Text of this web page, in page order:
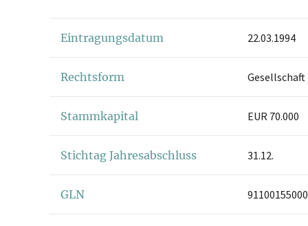
Eintragungsdatum 22.03.1994
Rechtsform
Stammkapital EUR 70.000
Stichtag Jahresabschluss 31.12.
GLN